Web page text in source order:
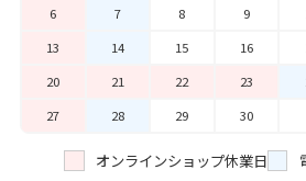
6
7 8 9
13
14 15 16
20
21 22 23
27
28 29 30
オンラインショップ休業日